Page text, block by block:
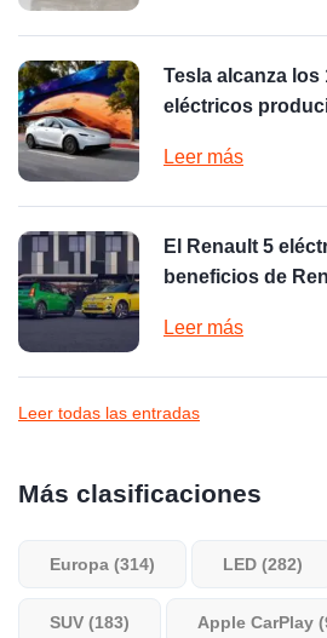
Tesla alcanza los
eléctricos
Leer más
El Renault 5
beneficios de
Leer más
Leer todas las entradas
Más clasificaciones
Europa (314) LED (282)
SUV (183) Apple CarPlay